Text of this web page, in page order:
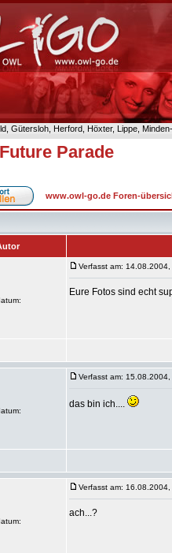
Gütersloh, Herford, Höxter, Lippe,
Parade
www.owl-go.de Foren-
Verfasst am:
Eure Fotos sind echt
Verfasst am:
das bin ich....
Verfasst am:
ach...?